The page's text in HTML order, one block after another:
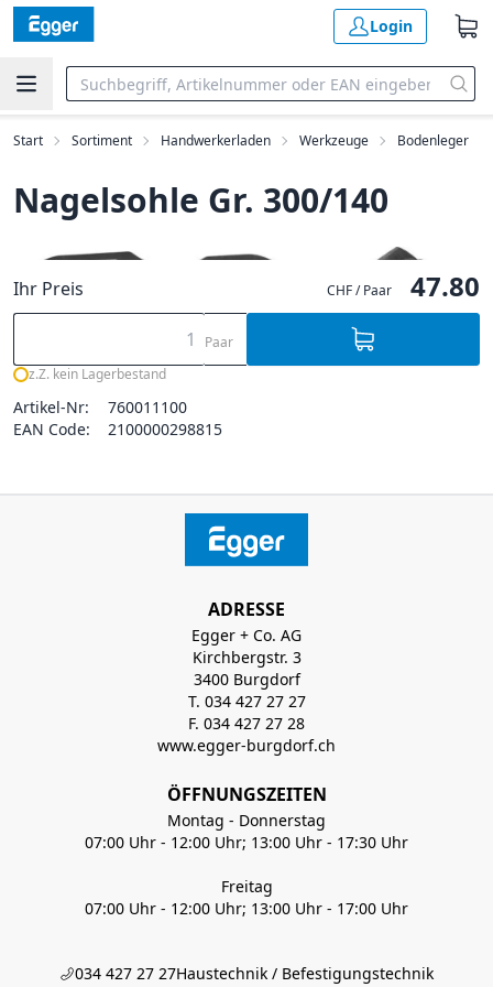
Login
Start Sortiment Handwerkerladen Werkzeuge Bodenleger
Nagelsohle Gr. 300/140
Ihr Preis CHF / Paar 47.80
Paar
z.Z. kein Lagerbestand
Artikel-Nr:
760011100
EAN Code:
2100000298815
ADRESSE
Egger + Co. AG
Kirchbergstr. 3
3400 Burgdorf
T. 034 427 27 27
F. 034 427 27 28
www.egger-burgdorf.ch
ÖFFNUNGSZEITEN
Montag - Donnerstag
07:00 Uhr - 12:00 Uhr; 13:00 Uhr - 17:30 Uhr
Freitag
07:00 Uhr - 12:00 Uhr; 13:00 Uhr - 17:00 Uhr
034 427 27 27Haustechnik / Befestigungstechnik